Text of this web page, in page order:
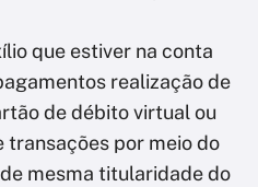
que estiver na conta
realização de
de débito virtual ou
transações por meio do
mesma titularidade do